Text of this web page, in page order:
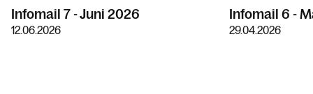
Infomail 7 - Juni 2026
12.06.2026
Infomail 6 -
29.04.2026